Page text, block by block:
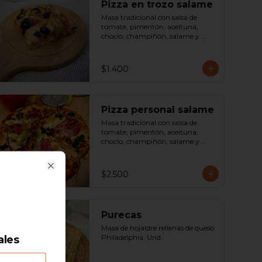
Pizza en trozo salame
Masa tradicional con salsa de
tomate, pimentón, aceituna,
choclo, champiñón, salame y
$1.400
Pizza personal salame
Masa tradicional con salsa de
tomate, pimentón, aceituna,
choclo, champiñón, salame y
$2.500
Purecas
Masa de hojaldre rellenas de queso
Philadelphia. Und.
Close